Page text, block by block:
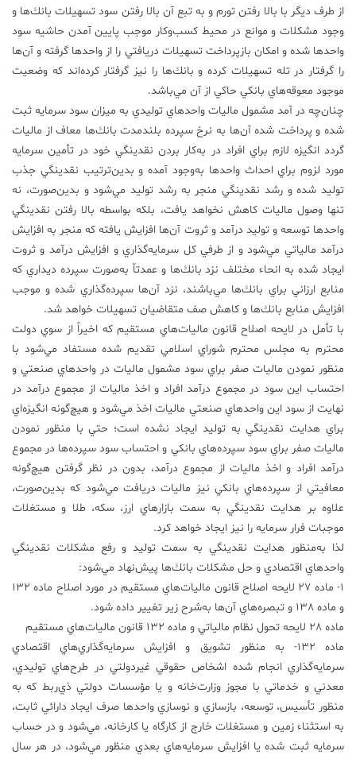
از طرف ديگر با بالا رفتن تورم و به تبع آن بالا رفتن سود تسهيلات بانك‌ها و
وجود مشكلات و موانع در محيط كسب‌وكار موجب پايين آمدن حاشيه سود
واحدها شده و امكان بازپرداخت تسهيلات دريافتي را از واحدها گرفته و آن‌ها
را گرفتار در تله تسهيلات كرده و بانك‌ها را نيز گرفتار كرده‌‌اند كه وضعيت
موجود معوقه‌هاي بانكي حاكي از آن مي‌باشد.
چنان‌چه در آمد مشمول ماليات واحدهاي توليدي به ميزان سود سرمايه ثبت
شده و پرداخت شده آن‌ها به نرخ سپرده بلندمدت بانك‌ها معاف از ماليات
گردد انگيزه لازم براي افراد در به‌كار بردن نقدينگي خود در تأمين سرمايه
مورد لزوم براي احداث واحدها به‌وجود آمده و بدين‌ترتيب نقدينگي جذب
توليد شده و رشد نقدينگي منجر به رشد توليد مي‌شود و بدين‌صورت، نه
تنها وصول ماليات كاهش نخواهد يافت، بلكه بواسطه بالا رفتن نقدينگي
واحدها توسعه و توليد درآمد و ثروت آن‌ها افزايش يافته كه منجر به افزايش
درآمد مالياتي مي‌شود و از طرفي كل سرمايه‌گذاري و افزايش درآمد و ثروت
ايجاد شده به انحاء مختلف نزد بانك‌ها و عمدتاّ به‌صورت سپرده ديداري كه
منابع ارزاني براي بانك‌ها مي‌باشند، نزد آن‌ها سپرده‌گذاري شده و موجب
افزايش منابع بانك‌ها و كاهش صف متقاضيان تسهيلات خواهد شد.
با تأمل در لايحه اصلاح قانون ماليات‌هاي مستقيم كه اخيراً از سوي دولت
محترم به مجلس محترم شوراي اسلامي تقديم شده مستفاد مي‌شود با
منظور نمودن ماليات صفر براي سود مشمول ماليات در واحدهاي صنعتي و
احتساب اين سود در مجموع درآمد افراد و اخذ ماليات از مجموع درآمد در
نهايت از سود اين واحدهاي صنعتي ماليات اخذ مي‌شود و هيچ‌گونه انگيزه‌اي
براي هدايت نقدينگي به توليد ايجاد نشده است؛ حتي با منظور نمودن
ماليات صفر براي سود سپرده‌هاي بانكي و احتساب سود سپرده‌ها در مجموع
درآمد افراد و اخذ ماليات از مجموع درآمد، بدون در نظر گرفتن هيچ‌گونه
معافيتي از سپرده‌هاي بانكي نيز ماليات دريافت مي‌شود كه بدين‌صورت،
علاوه بر هدايت نقدينگي به سمت بازارهاي ارز، سكه، طلا و مستغلات
موجبات فرار سرمايه را نيز ايجاد خواهد كرد.
لذا به‌منظور هدايت نقدينگي به سمت توليد و رفع مشكلات نقدينگي
واحدهاي اقتصادي و حل مشكلات بانك‌ها پيش‌نهاد مي‌شود:
1- ماده 27 لايحه اصلاح قانون ماليات‌هاي مستقيم در مورد اصلاح ماده 132
و ماده 138 و تبصره‌هاي آن‌ها به‌شرح زير تغيير داده شود.
ماده 28 لايحه تحول نظام مالياتي و ماده 132 قانون ماليات‌هاي مستقيم
ماده 132- به منظور تشويق و افزايش سرمايه‌گذاري‌هاي اقتصادي
سرمايه‌گذاري انجام شده اشخاص حقوقي غيردولتي در طرح‌هاي توليدي،
معدني و خدماتي با مجوز وزارت‌خانه و يا مؤسسات دولتي ذي‌ربط كه به
منظور تأسيس، توسعه، بازسازي و نوسازي واحدها صرف ايجاد دارائي ثابت،
به استثناء زمين و مستغلات خارج از كارگاه يا كارخانه، مي‌شود و در حساب
سرمايه ثبت شده يا افزايش سرمايه‌هاي بعدي منظور مي‌شود، در هر سال